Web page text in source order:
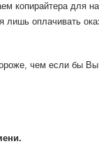
копирайтера для
оплачивать
чем если бы